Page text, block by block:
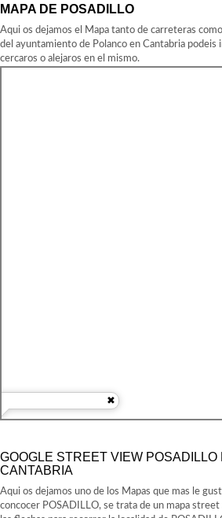
MAPA DE POSADILLO
Aqui os dejamos el Mapa tanto de carreteras
del ayuntamiento de Polanco en Cantabria podeis
cercaros o alejaros en el mismo.
GOOGLE STREET VIEW POSADILLO
CANTABRIA
Aqui os dejamos uno de los Mapas que mas le
concocer POSADILLO, se trata de un mapa